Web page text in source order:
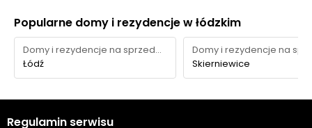
Popularne domy i rezydencje w łódzkim
Domy i rezydencje na sprzedaż
Łódź
Skierniewice
Regulamin serwisu